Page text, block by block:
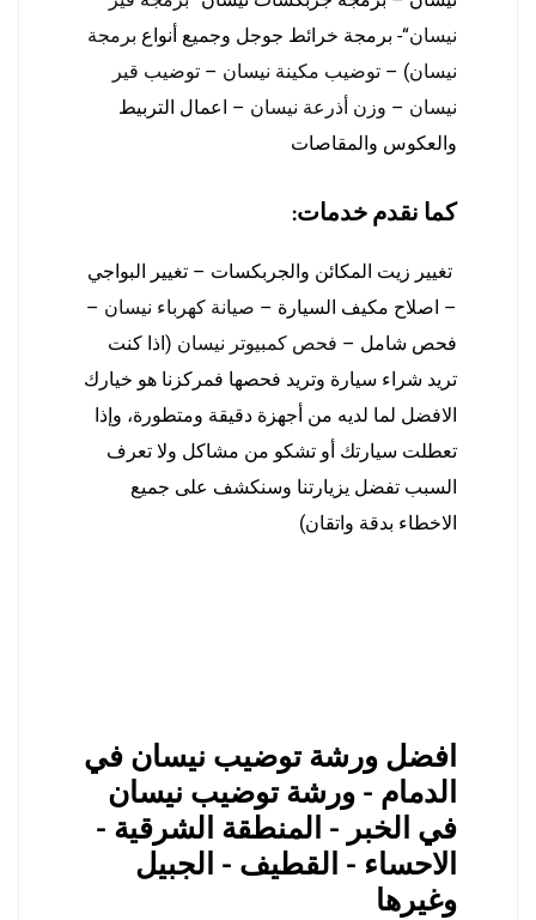
نيسان“- برمجة خرائط جوجل وجميع أنواع برمجة
نيسان) – توضيب مكينة نيسان – توضيب قير
نيسان – وزن أذرعة نيسان – اعمال التربيط
والعكوس والمقاصات
كما نقدم خدمات:
تغيير زيت المكائن والجربكسات – تغيير البواجي
– اصلاح مكيف السيارة – صيانة كهرباء نيسان –
فحص شامل – فحص كمبيوتر نيسان (اذا كنت
تريد شراء سيارة وتريد فحصها فمركزنا هو خيارك
الافضل لما لديه من أجهزة دقيقة ومتطورة، وإذا
تعطلت سيارتك أو تشكو من مشاكل ولا تعرف
السبب تفضل يزيارتنا وسنكشف على جميع
الاخطاء بدقة واتقان)
افضل ورشة توضيب نيسان في
الدمام - ورشة توضيب نيسان
في الخبر - المنطقة الشرقية -
الاحساء - القطيف - الجبيل
وغيرها